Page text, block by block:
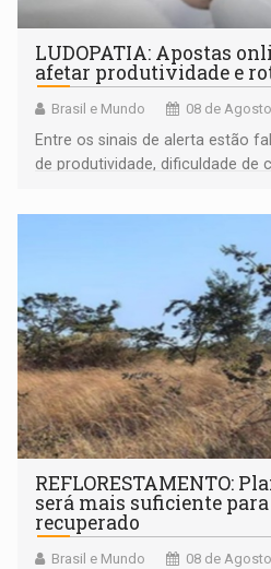
LUDOPATIA: Apostas
afetar produtividade e
Brasil e Mundo 08 de
Entre os sinais de alerta estão
de produtividade, dificuldade de
REFLORESTAMENTO:
será mais suficiente
recuperado
Brasil e Mundo 08 de